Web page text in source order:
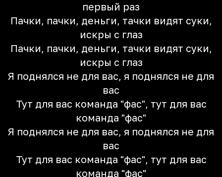
первый раз
Пачки, пачки, деньги, тачки видят суки,
искры с глаз
Пачки, пачки, деньги, тачки видят суки,
искры с глаз
Я поднялся не для вас, я поднялся не для
вас
Тут для вас команда "фас", тут для вас
команда "фас"
Я поднялся не для вас, я поднялся не для
вас
Тут для вас команда "фас", тут для вас
команда "фас"